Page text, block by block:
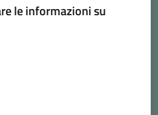
le informazioni su